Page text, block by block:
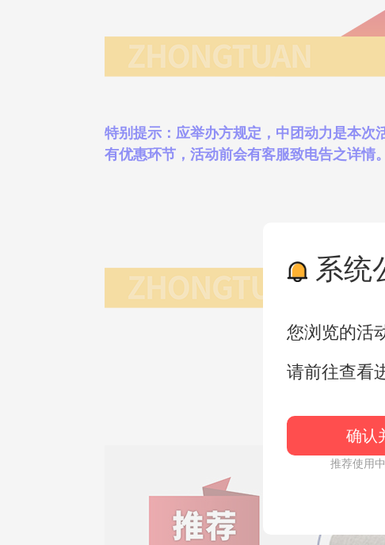
特别提示：应举办方规定，中团动力是本次
有优惠环节，活动前会有客服致电告之详情
系统
您浏览的活
请前往查看
确认
推荐使用